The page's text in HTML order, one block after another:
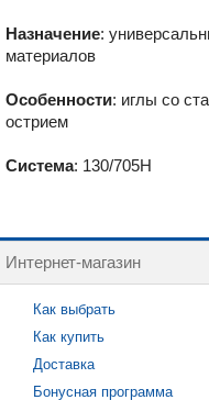
Назначение:
материалов
Особенности: иглы со
острием
Система: 130/705H
Интернет-магазин
Как выбрать
Как купить
Доставка
Бонусная программа